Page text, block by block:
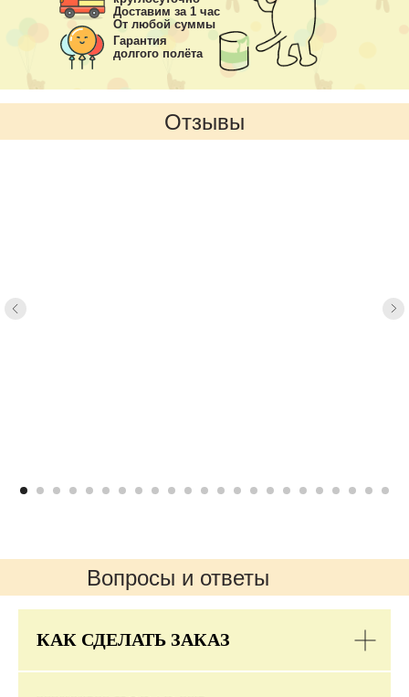
Доставим за 1 час
От любой суммы
Гарантия
долгого полёта
Отзывы
Вопросы и ответы
КАК СДЕЛАТЬ ЗАКАЗ